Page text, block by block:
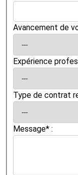
Avancement de
Expérience
Type de contrat
Message* :